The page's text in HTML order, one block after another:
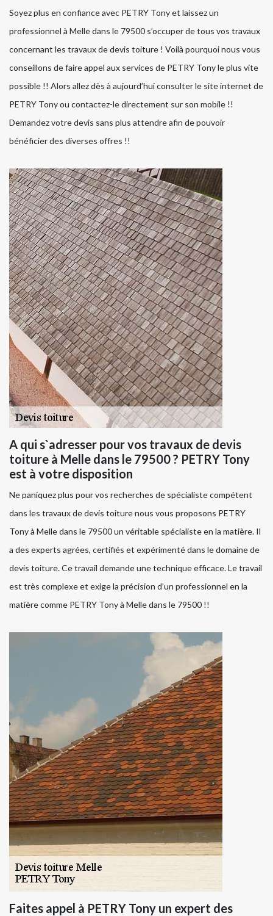
Soyez plus en confiance avec PETRY Tony et laissez un
professionnel à Melle dans le 79500 s’occuper de tous vos travaux
concernant les travaux de devis toiture ! Voilà pourquoi nous vous
conseillons de faire appel aux services de PETRY Tony le plus vite
possible !! Alors allez dès à aujourd’hui consulter le site internet de
PETRY Tony ou contactez-le directement sur son mobile !!
Demandez votre devis sans plus attendre afin de pouvoir
bénéficier des diverses offres !!
A qui s`adresser pour vos travaux de devis
toiture à Melle dans le 79500 ? PETRY Tony
est à votre disposition
Ne paniquez plus pour vos recherches de spécialiste compétent
dans les travaux de devis toiture nous vous proposons PETRY
Tony à Melle dans le 79500 un véritable spécialiste en la matière. Il
a des experts agrées, certifiés et expérimenté dans le domaine de
devis toiture. Ce travail demande une technique efficace. Le travail
est très complexe et exige la précision d’un professionnel en la
matière comme PETRY Tony à Melle dans le 79500 !!
Faites appel à PETRY Tony un expert des